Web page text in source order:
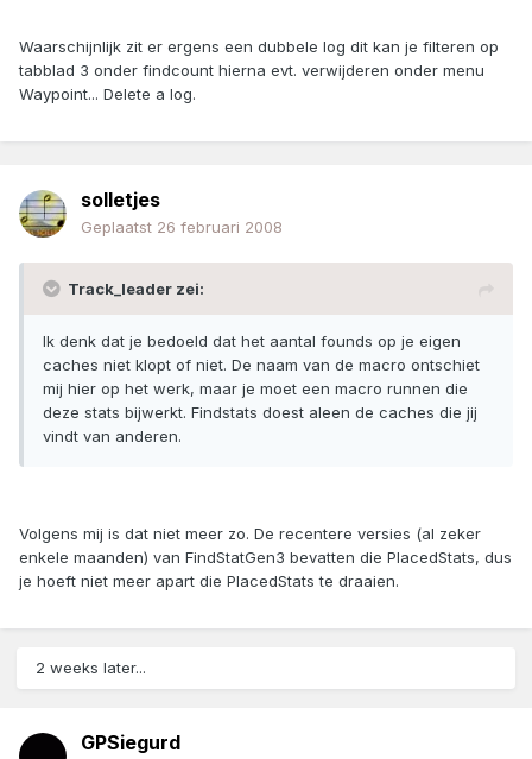
Waarschijnlijk zit er ergens een dubbele log dit kan je filteren op
tabblad 3 onder findcount hierna evt. verwijderen onder menu
Waypoint... Delete a log.
solletjes
Geplaatst 26 februari 2008
Track_leader zei:
Ik denk dat je bedoeld dat het aantal founds op je eigen
caches niet klopt of niet. De naam van de macro ontschiet
mij hier op het werk, maar je moet een macro runnen die
deze stats bijwerkt. Findstats doest aleen de caches die jij
vindt van anderen.
Volgens mij is dat niet meer zo. De recentere versies (al zeker
enkele maanden) van FindStatGen3 bevatten die PlacedStats, dus
je hoeft niet meer apart die PlacedStats te draaien.
2 weeks later...
GPSiegurd